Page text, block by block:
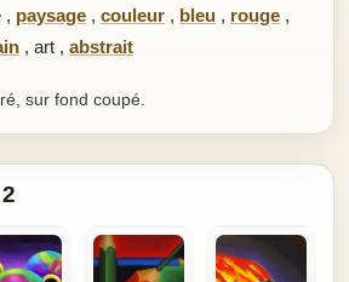
, paysage , couleur , bleu , rouge ,
, art , abstrait
sur fond coupé.